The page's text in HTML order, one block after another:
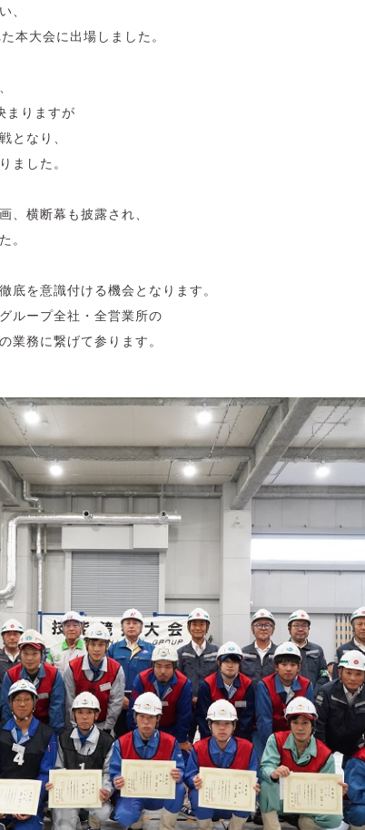
、
本大会に出場しました。
まりますが
となり、
ました。
、横断幕も披露され、
。
底を意識付ける機会となります。
ループ全社・全営業所の
業務に繋げて参ります。